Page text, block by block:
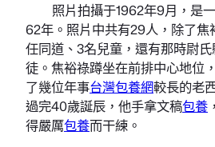
照片拍攝于1962年9月，是
62年。照片中共有29人，除了
任同道、3名兒童，還有那時尉
徒。焦裕祿蹲坐在前排中心地位
了幾位年事台灣包養網較長的老
過完40歲誕辰，他手拿文稿包養
得嚴厲包養而干練。